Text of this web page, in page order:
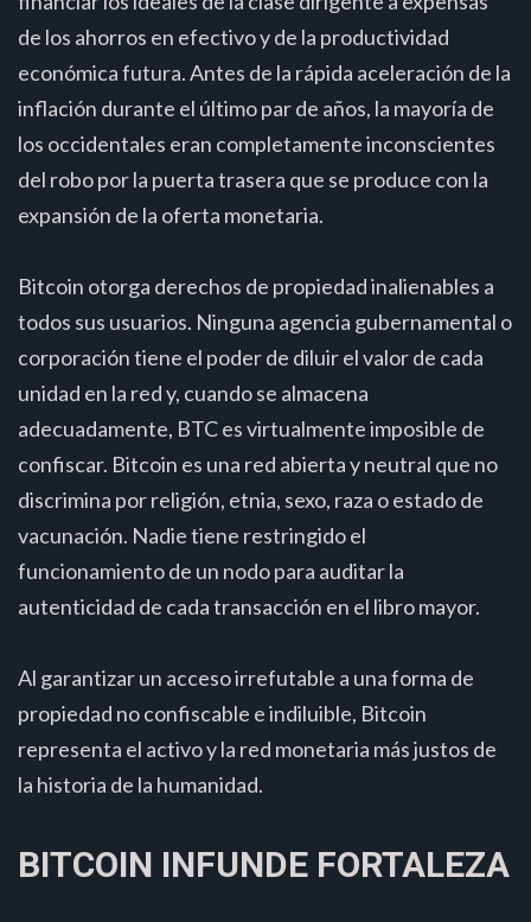
de los ahorros en efectivo y de la productividad
económica futura. Antes de la rápida aceleración de la
inflación durante el último par de años, la mayoría de
los occidentales eran completamente inconscientes
del robo por la puerta trasera que se produce con la
expansión de la oferta monetaria.
Bitcoin otorga derechos de propiedad inalienables a
todos sus usuarios. Ninguna agencia gubernamental o
corporación tiene el poder de diluir el valor de cada
unidad en la red y, cuando se almacena
adecuadamente, BTC es virtualmente imposible de
confiscar. Bitcoin es una red abierta y neutral que no
discrimina por religión, etnia, sexo, raza o estado de
vacunación. Nadie tiene restringido el
funcionamiento de un nodo para auditar la
autenticidad de cada transacción en el libro mayor.
Al garantizar un acceso irrefutable a una forma de
propiedad no confiscable e indiluible, Bitcoin
representa el activo y la red monetaria más justos de
la historia de la humanidad.
BITCOIN INFUNDE FORTALEZA